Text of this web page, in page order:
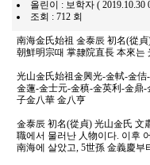
올린이 : 보학자 ( 2019.10.30
조회 : 712 회
南海金氏始祖 金泰辰 初名(從貞
朝鮮明宗때 掌隸院直長 本來는
光山金氏始祖金興光-金軾-金
金蓮-金士元-金稹-金英利-金鼎
子金八華 金八亨
金泰辰 初名(從貞) 光山金氏 文
職에서 물러난 人物이다. 이후
南海에 살았고, 5世孫 金義慶부